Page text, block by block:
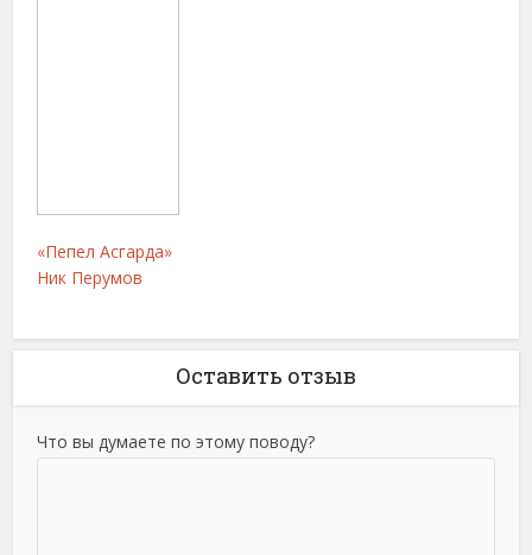
«Пепел Асгарда»
Ник Перумов
Оставить отзыв
Что вы думаете по этому поводу?